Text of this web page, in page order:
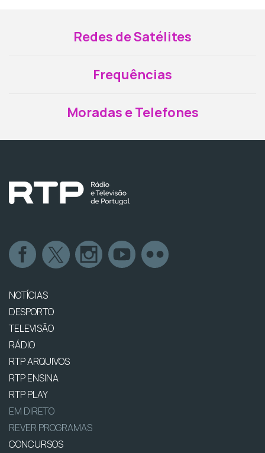
Redes de Satélites
Frequências
Moradas e Telefones
NOTÍCIAS
DESPORTO
TELEVISÃO
RÁDIO
RTP ARQUIVOS
RTP ENSINA
RTP PLAY
EM DIRETO
REVER PROGRAMAS
CONCURSOS